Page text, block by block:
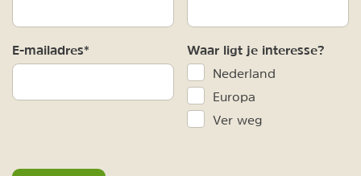
E-mailadres* Waar ligt je interesse?
Nederland
Europa
Ver weg